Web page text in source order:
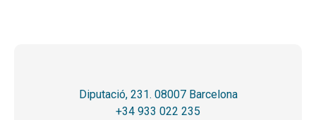
Diputació, 231. 08007 Barcelona
+34 933 022 235